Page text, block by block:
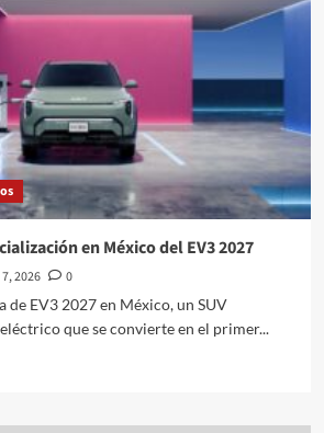
en México del EV3 2027
2026
0
de EV3 2027 en México, un SUV
que se convierte en el primer...